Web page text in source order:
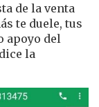
de la venta
te duele, tus
apoyo del
la